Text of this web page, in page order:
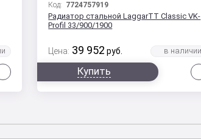
Код: 7724757919
Радиатор стальной LaggarTT Classic VK-
Profil 33/900/1900
Цена: 39 952 руб.
Купить